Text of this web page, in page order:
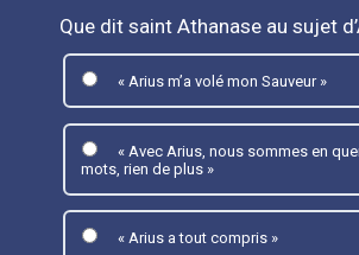
Que dit saint Athanase au sujet
« Arius m’a volé mon Sauveur »
« Avec Arius, nous sommes en
mots, rien de plus »
« Arius a tout compris »